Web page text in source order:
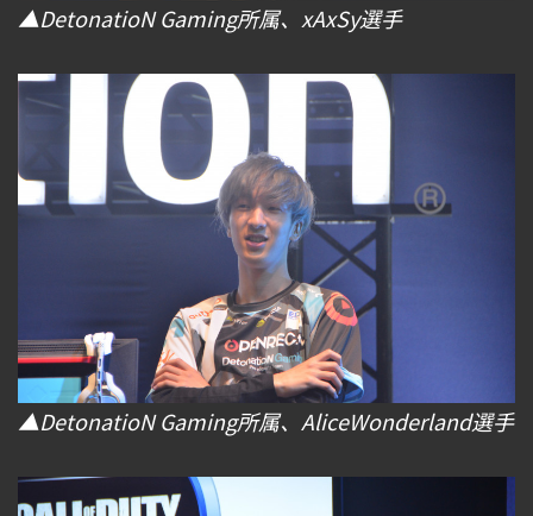
▲DetonatioN Gaming所属、xAxSy選手
▲DetonatioN Gaming所属、AliceWonderland選手